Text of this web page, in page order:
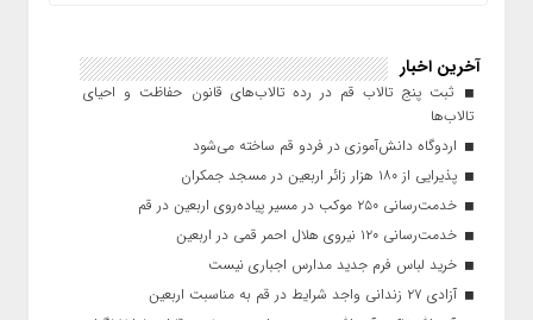
آخرین اخبار
ثبت پنج تالاب قم در رده تالاب‌های قانون حفاظت و احیای
تالاب‌ها
اردوگاه دانش‌آموزی در فردو قم ساخته می‌شود
پذیرایی از ۱۸۰ هزار زائر اربعین در مسجد جمکران
خدمت‌رسانی ۲۵۰ موکب در مسیر پیاده‌روی اربعین در قم
خدمت‌رسانی ۱۲۰ نیروی هلال احمر قمی در اربعین
خرید لباس فرم جدید مدارس اجباری نیست
آزادی ۲۷ زندانی واجد شرایط در قم به مناسبت اربعین